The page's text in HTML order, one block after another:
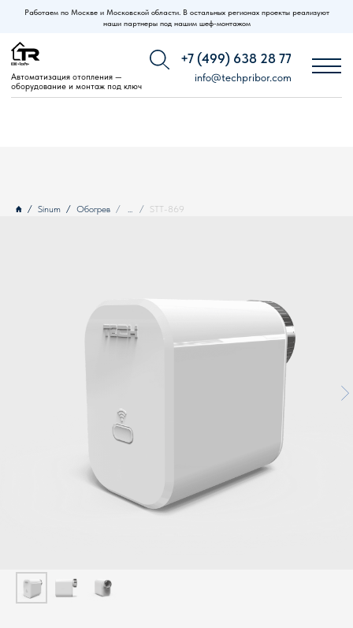
Работаем по Москве и Московской области. В остальных регионах проекты реализуют
наши партнеры под нашим шеф-монтажом
info@techpribor.com
Автоматизация отопления —
оборудование и монтаж под ключ
Sinum Обогрев ... STT-869